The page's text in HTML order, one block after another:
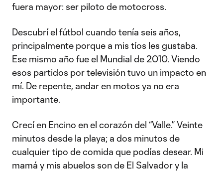
fuera mayor: ser piloto de motocross.
Descubrí el fútbol cuando tenía seis años,
principalmente porque a mis tíos les gustaba.
Ese mismo año fue el Mundial de 2010. Viendo
esos partidos por televisión tuvo un impacto en
mí. De repente, andar en motos ya no era
importante.
Crecí en Encino en el corazón del “Valle.” Veinte
minutos desde la playa; a dos minutos de
cualquier tipo de comida que podías desear. Mi
mamá y mis abuelos son de El Salvador y la